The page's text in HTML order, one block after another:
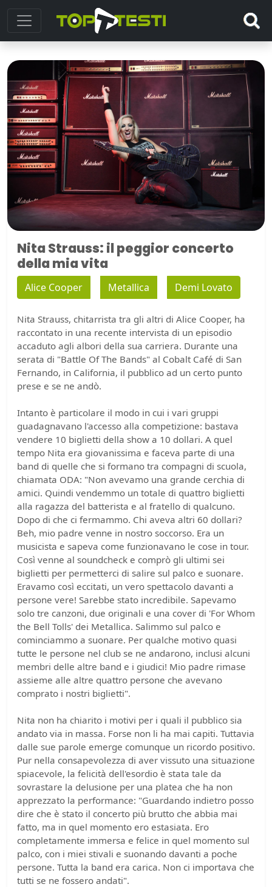
Nita Strauss: il peggior concerto
della mia vita
Alice Cooper Metallica Demi Lovato
Nita Strauss, chitarrista tra gli altri di Alice Cooper, ha
raccontato in una recente intervista di un episodio
accaduto agli albori della sua carriera. Durante una
serata di "Battle Of The Bands" al Cobalt Café di San
Fernando, in California, il pubblico ad un certo punto
prese e se ne andò.
Intanto è particolare il modo in cui i vari gruppi
guadagnavano l'accesso alla competizione: bastava
vendere 10 biglietti della show a 10 dollari. A quel
tempo Nita era giovanissima e faceva parte di una
band di quelle che si formano tra compagni di scuola,
chiamata ODA: "Non avevamo una grande cerchia di
amici. Quindi vendemmo un totale di quattro biglietti
alla ragazza del batterista e al fratello di qualcuno.
Dopo di che ci fermammo. Chi aveva altri 60 dollari?
Beh, mio padre venne in nostro soccorso. Era un
musicista e sapeva come funzionavano le cose in tour.
Così venne al soundcheck e comprò gli ultimi sei
biglietti per permetterci di salire sul palco e suonare.
Eravamo così eccitati, un vero spettacolo davanti a
persone vere! Sarebbe stato incredibile. Sapevamo
solo tre canzoni, due originali e una cover di 'For Whom
the Bell Tolls' dei Metallica. Salimmo sul palco e
cominciammo a suonare. Per qualche motivo quasi
tutte le persone nel club se ne andarono, inclusi alcuni
membri delle altre band e i giudici! Mio padre rimase
assieme alle altre quattro persone che avevano
comprato i nostri biglietti".
Nita non ha chiarito i motivi per i quali il pubblico sia
andato via in massa. Forse non li ha mai capiti. Tuttavia
dalle sue parole emerge comunque un ricordo positivo.
Pur nella consapevolezza di aver vissuto una situazione
spiacevole, la felicità dell'esordio è stata tale da
sovrastare la delusione per una platea che ha non
apprezzato la performance: "Guardando indietro posso
dire che è stato il concerto più brutto che abbia mai
fatto, ma in quel momento ero estasiata. Ero
completamente immersa e felice in quel momento sul
palco, con i miei stivali e suonando davanti a poche
persone. Tutta la band era carica. Non ci importava che
tutti se ne fossero andati".